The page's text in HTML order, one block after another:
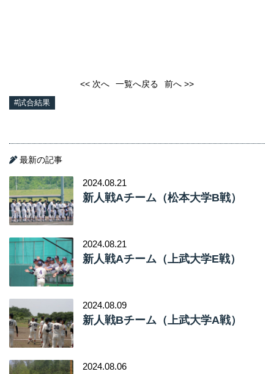
<< 次へ 一覧へ戻る 前へ >>
#試合結果
最新の記事
2024.08.21
新人戦Aチーム（松本大学B戦）
2024.08.21
新人戦Aチーム（上武大学E戦）
2024.08.09
新人戦Bチーム（上武大学A戦）
2024.08.06